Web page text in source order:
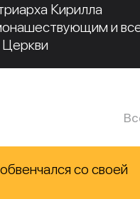
Кирилла
и
со своей